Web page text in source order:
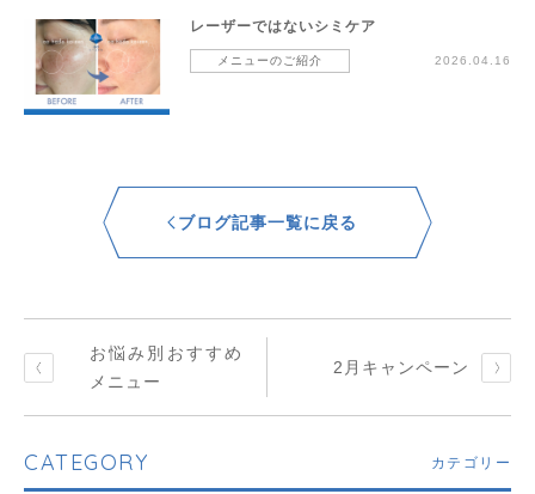
レーザーではないシミケア
メニューのご紹介 2026.04.16
ブログ記事一覧に戻る
お悩み別おすすめ
メニュー
2月キャンペーン
CATEGORY カテゴリー